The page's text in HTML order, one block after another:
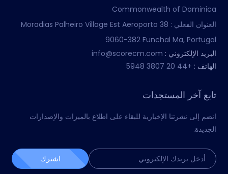
Commonwealth of Dominica
العنوان الفعلي : Moradias Palheiro Village Est Aeroporto 38
9060-382 Funchal Ma, Portugal
البريد الإلكتروني :
الهاتف : +44 20 3807 5948
تابع آخر المستجدات
انضم إلى نشرتنا الإخبارية للبقاء على اطلاع بالميزات والإصدارات
الجديدة.
اشترك